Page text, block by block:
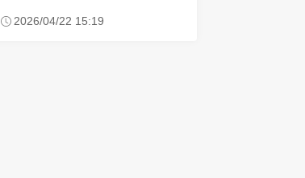
2026/04/22 15:19